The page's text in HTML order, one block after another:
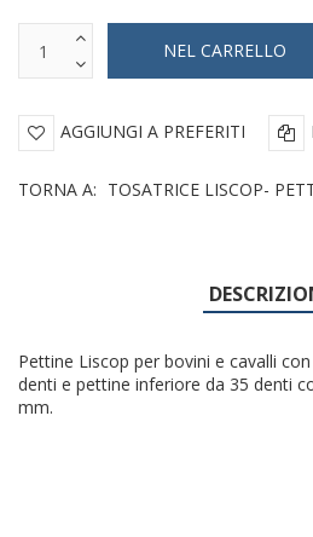
AGGIUNGI A PREFERITI
TORNA A: TOSATRICE LISCOP-
Pettine Liscop per bovini e cavalli
denti e pettine inferiore da 35 denti
mm.